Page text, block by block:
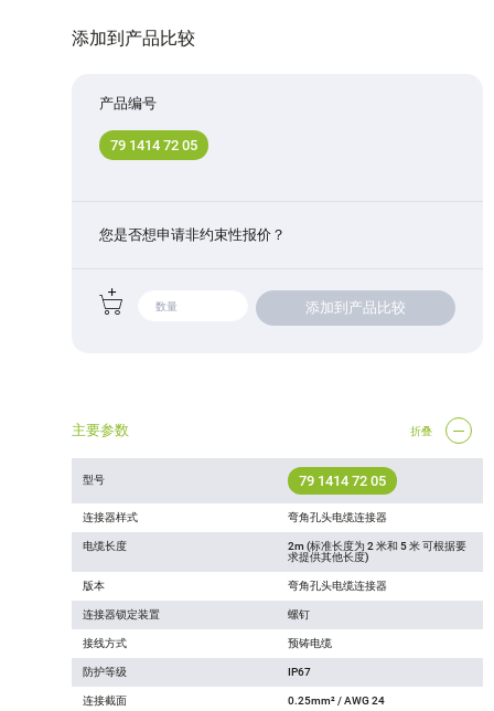
添加到产品比较
产品编号
79 1414 72 05
您是否想申请非约束性报价？
添加到产品比较
主要参数 折叠
型号 79 1414 72 05
连接器样式 弯角孔头电缆连接器
电缆长度
2m (标准长度为 2 米和 5 米 可根据要
求提供其他长度)
版本 弯角孔头电缆连接器
连接器锁定装置 螺钉
接线方式 预铸电缆
防护等级 IP67
连接截面 0.25mm² / AWG 24